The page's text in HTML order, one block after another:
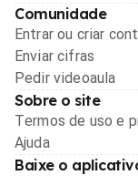
Comunidade
Entrar ou criar
Enviar cifras
Pedir videoaula
Sobre o site
Termos de uso e
Ajuda
Baixe o